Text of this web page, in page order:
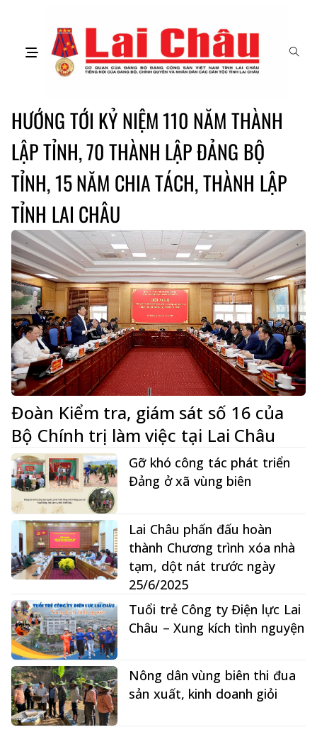
HƯỚNG TỚI KỶ NIỆM 110 NĂM THÀNH
LẬP TỈNH, 70 THÀNH LẬP ĐẢNG BỘ
TỈNH, 15 NĂM CHIA TÁCH, THÀNH LẬP
TỈNH LAI CHÂU
Đoàn Kiểm tra, giám sát số 16 của
Bộ Chính trị làm việc tại Lai Châu
Gỡ khó công tác phát triển
Đảng ở xã vùng biên
Lai Châu phấn đấu hoàn
thành Chương trình xóa nhà
tạm, dột nát trước ngày
25/6/2025
Tuổi trẻ Công ty Điện lực Lai
Châu – Xung kích tình nguyện
Nông dân vùng biên thi đua
sản xuất, kinh doanh giỏi